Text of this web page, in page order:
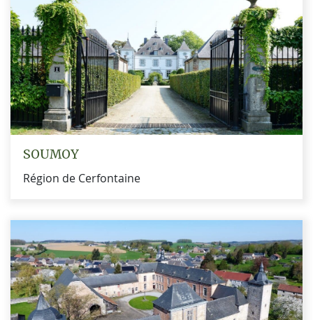
SOUMOY
Région de Cerfontaine